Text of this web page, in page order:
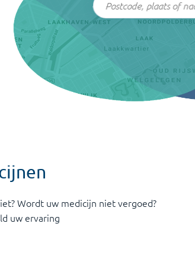
Wordt uw medicijn niet vergoed?
uw ervaring